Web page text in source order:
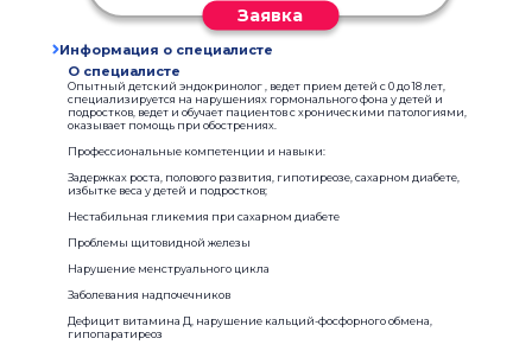
Заявка
Информация о специалисте
О специалисте
Опытный детский эндокринолог , ведет прием детей с 0 до 18 лет,
специализируется на нарушениях гормонального фона у детей и
подростков, ведет и обучает пациентов с хроническими патологиями,
оказывает помощь при обострениях.
Профессиональные компетенции и навыки:
Задержках роста, полового развития, гипотиреозе, сахарном диабете,
избытке веса у детей и подростков;
Нестабильная гликемия при сахарном диабете
Проблемы щитовидной железы
Нарушение менструального цикла
Заболевания надпочечников
Дефицит витамина Д, нарушение кальций-фосфорного обмена,
гипопаратиреоз